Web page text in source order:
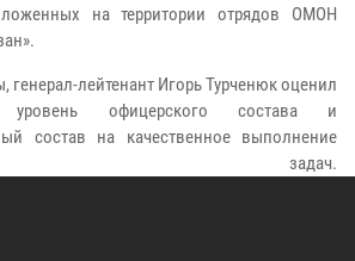
на территории отрядов ОМОН
генерал-лейтенант Игорь Турченюк оценил
уровень офицерского состава и
состав на качественное выполнение
боевых задач.